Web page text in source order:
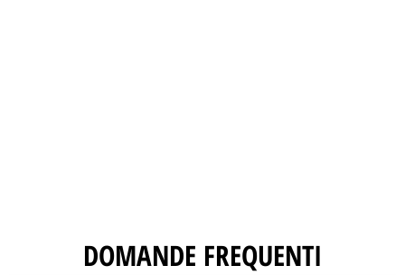
DOMANDE FREQUENTI